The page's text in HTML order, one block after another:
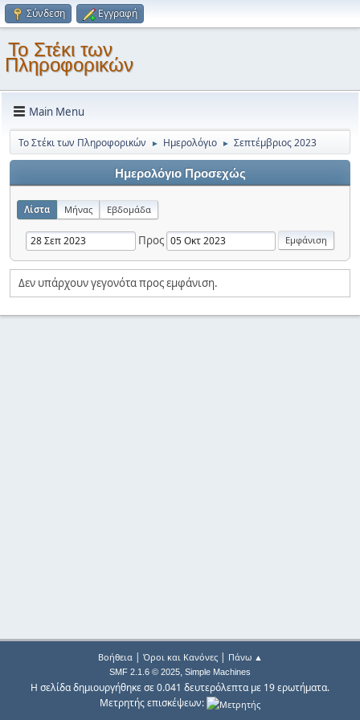
Σύνδεση Εγγραφή
Το Στέκι των
Πληροφορικών
Main Menu
Το Στέκι των Πληροφορικών ► Ημερολόγιο ► Σεπτέμβριος 2023
Ημερολόγιο Προσεχώς
Λίστα Μήνας Εβδομάδα
Προς
Δεν υπάρχουν γεγονότα προς εμφάνιση.
Βοήθεια| Όροι και Κανόνες| Πάνω ▲
SMF 2.1.6 © 2025, Simple Machines
Η σελίδα δημιουργήθηκε σε 0.041 δευτερόλεπτα με 19 ερωτήματα.
Μετρητής επισκέψεων: